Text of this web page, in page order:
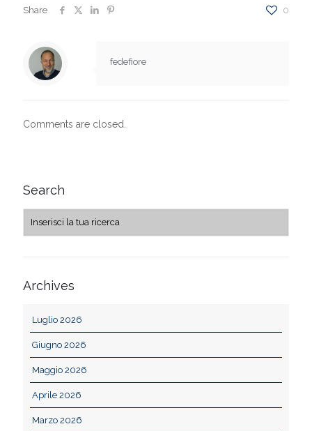
Share 0
fedefiore
Comments are closed.
Search
Archives
Luglio 2026
Giugno 2026
Maggio 2026
Aprile 2026
Marzo 2026